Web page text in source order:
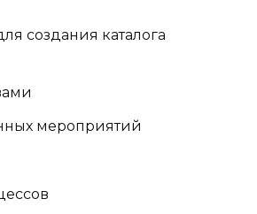
создания каталога
мероприятий